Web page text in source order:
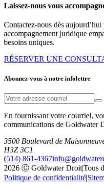
Laissez-nous vous
Contactez-nous dès
accompagnement juridique
besoins uniques.
RÉSERVER UNE
Abonnez-vous à notre infolettre
En fournissant votre courriel,
communications de Goldwater
3500 Boulevard de
H3Z 3C1
(514) 861-4367
2026 Ⓒ Goldwater Droit|Tous
Politique de confidentialité|